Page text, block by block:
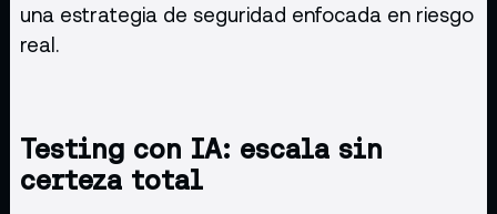
una estrategia de seguridad enfocada en riesgo
real.
Testing con IA: escala sin
certeza total